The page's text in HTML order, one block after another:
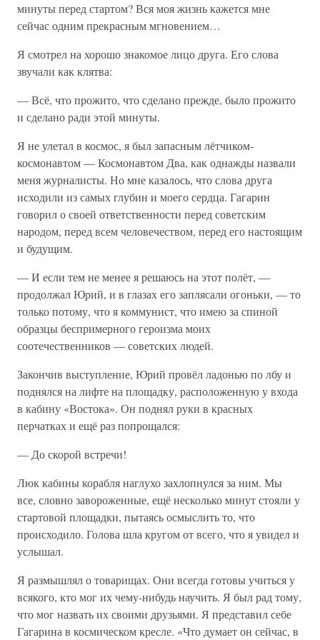
минуты перед стартом? Вся моя жизнь кажется мне
сейчас одним прекрасным мгновением…
Я смотрел на хорошо знакомое лицо друга. Его слова
звучали как клятва:
— Всё, что прожито, что сделано прежде, было прожито
и сделано ради этой минуты.
Я не улетал в космос, я был запасным лётчиком-
космонавтом — Космонавтом Два, как однажды назвали
меня журналисты. Но мне казалось, что слова друга
исходили из самых глубин и моего сердца. Гагарин
говорил о своей ответственности перед советским
народом, перед всем человечеством, перед его настоящим
и будущим.
— И если тем не менее я решаюсь на этот полёт, —
продолжал Юрий, и в глазах его заплясали огоньки, — то
только потому, что я коммунист, что имею за спиной
образцы беспримерного героизма моих
соотечественников — советских людей.
Закончив выступление, Юрий провёл ладонью по лбу и
поднялся на лифте на площадку, расположенную у входа
в кабину «Востока». Он поднял руки в красных
перчатках и ещё раз попрощался:
— До скорой встречи!
Люк кабины корабля наглухо захлопнулся за ним. Мы
все, словно завороженные, ещё несколько минут стояли у
стартовой площадки, пытаясь осмыслить то, что
происходило. Голова шла кругом от всего, что я увидел и
услышал.
Я размышлял о товарищах. Они всегда готовы учиться у
всякого, кто мог их чему-нибудь научить. Я был рад тому,
что мог назвать их своими друзьями. Я представил себе
Гагарина в космическом кресле. «Что думает он сейчас, в